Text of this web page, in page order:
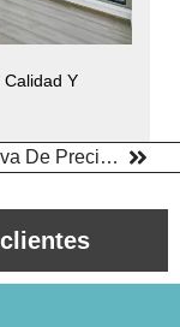
Calidad Y
Comparativa De Precios De Ventalanes De Aluminio Y PVC En Mallorca